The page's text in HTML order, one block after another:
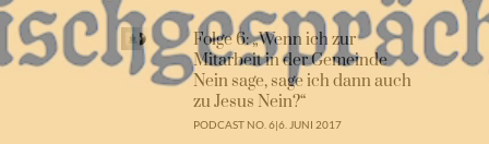
Folge 6: „Wenn ich zur
Mitarbeit in der Gemeinde
Nein sage, sage ich dann auch
zu Jesus Nein?“
PODCAST NO. 6|6. JUNI 2017